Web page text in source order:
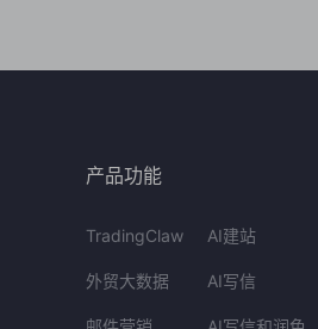
产品功能
TradingClaw
外贸大数据
AI建站
AI写信